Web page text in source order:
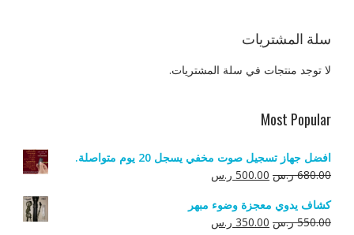
سلة المشتريات
لا توجد منتجات في سلة المشتريات.
Most Popular
افضل جهاز تسجيل صوت مخفي يسجل 20 يوم متواصلة.
680.00 ر.س السعر
هو:
680.00 ر.س.
500.00 ر.سالسعر
هو:
500.00 ر.س.
كشاف يدوي معجزة وضوء مبهر
550.00 ر.س السعر
350.00 ر.سالسعر